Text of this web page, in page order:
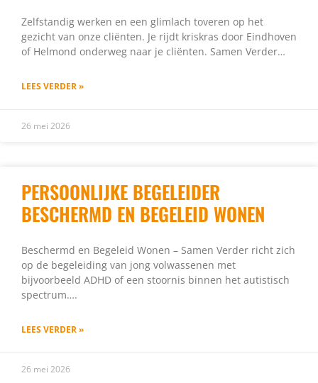
Zelfstandig werken en een glimlach toveren op het
gezicht van onze cliënten. Je rijdt kriskras door Eindhoven
of Helmond onderweg naar je cliënten. Samen Verder…
LEES VERDER »
26 mei 2026
PERSOONLIJKE BEGELEIDER
BESCHERMD EN BEGELEID WONEN
Beschermd en Begeleid Wonen – Samen Verder richt zich
op de begeleiding van jong volwassenen met
bijvoorbeeld ADHD of een stoornis binnen het autistisch
spectrum….
LEES VERDER »
26 mei 2026